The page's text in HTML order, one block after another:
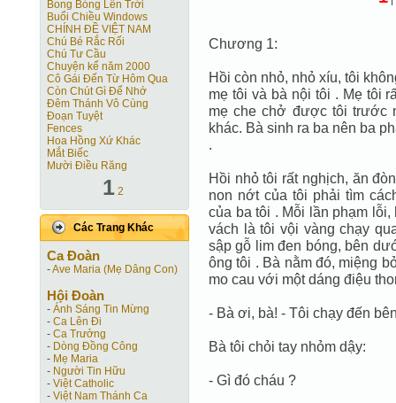
Bong Bóng Lên Trời
Buổi Chiều Windows
CHÍNH ĐỀ VIỆT NAM
Chú Bé Rắc Rối
Chú Tư Cầu
Chuyện kể năm 2000
Cô Gái Ðến Từ Hôm Qua
Còn Chút Gì Ðể Nhớ
Đêm Thánh Vô Cùng
Ðoạn Tuyệt
Fences
Hoa Hồng Xứ Khác
Mắt Biếc
Mười Điều Răng
1 2
Các Trang Khác
Ca Ðoàn
-Ave Maria (Mẹ Dâng Con)
Hội Ðoàn
- Ánh Sáng Tin Mừng
- Ca Lên Đi
- Ca Trưởng
- Dòng Đồng Công
- Mẹ Maria
- Người Tin Hữu
- Việt Catholic
- Việt Nam Thánh Ca
Chương 1:
Hồi còn nhỏ, nhỏ xíu, tôi
mẹ tôi và bà nội tôi . Mẹ tôi
mẹ che chở được tôi trước
khác. Bà sinh ra ba nên ba
.
Hồi nhỏ tôi rất nghịch, ăn
non nớt của tôi phải tìm
của ba tôi . Mỗi lần phạm
vách là tôi vội vàng chạy
sập gỗ lim đen bóng, bên
ông tôi . Bà nằm đó, miệng
mo cau với một dáng điệu
- Bà ơi, bà! - Tôi chạy đến
Bà tôi chỏi tay nhỏm dậy:
- Gì đó cháu ?